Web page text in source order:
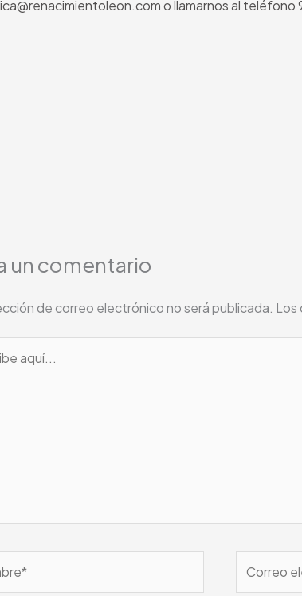
o llamarnos al teléfono
un comentario
de correo electrónico no será publicada. Los